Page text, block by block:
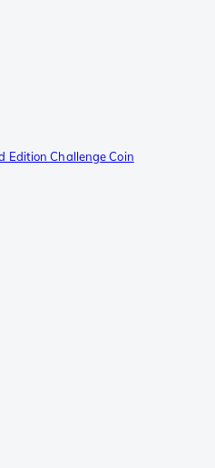
Edition Challenge Coin